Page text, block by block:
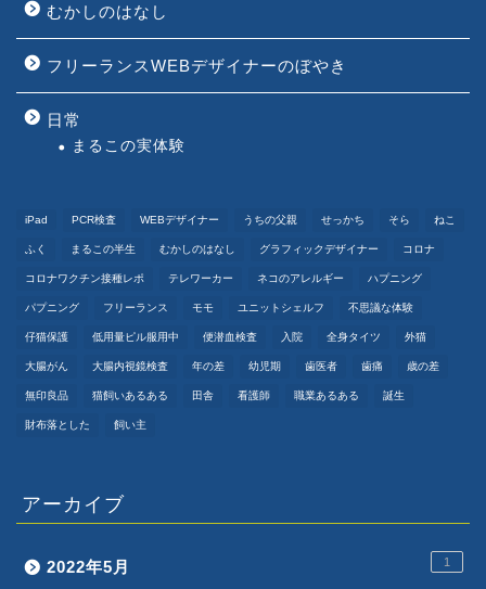
むかしのはなし
フリーランスWEBデザイナーのぼやき
日常
まるこの実体験
iPad PCR検査 WEBデザイナー うちの父親 せっかち そら ねこ
ふく まるこの半生 むかしのはなし グラフィックデザイナー コロナ
コロナワクチン接種レポ テレワーカー ネコのアレルギー ハプニング
パプニング フリーランス モモ ユニットシェルフ 不思議な体験
仔猫保護 低用量ピル服用中 便潜血検査 入院 全身タイツ 外猫
大腸がん 大腸内視鏡検査 年の差 幼児期 歯医者 歯痛 歳の差
無印良品 猫飼いあるある 田舎 看護師 職業あるある 誕生
財布落とした 飼い主
アーカイブ
2022年5月 1